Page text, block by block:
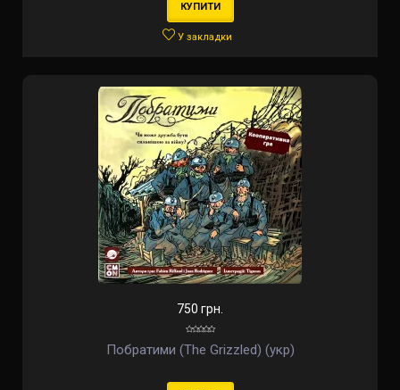
КУПИТИ
У закладки
750 грн.
Побратими (The Grizzled) (укр)